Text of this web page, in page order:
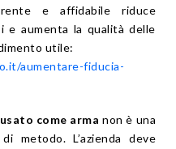
e affidabile riduce
e aumenta la qualità delle
utile:
aumentare-fiducia-
come arma non è una
metodo. L’azienda deve